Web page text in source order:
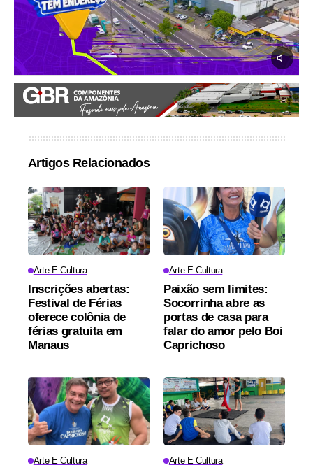
Artigos Relacionados
Arte E Cultura
Inscrições abertas:
Festival de Férias
oferece colônia de
férias gratuita em
Manaus
Arte E Cultura
Paixão sem limites:
Socorrinha abre as
portas de casa para
falar do amor pelo Boi
Caprichoso
Arte E Cultura Arte E Cultura